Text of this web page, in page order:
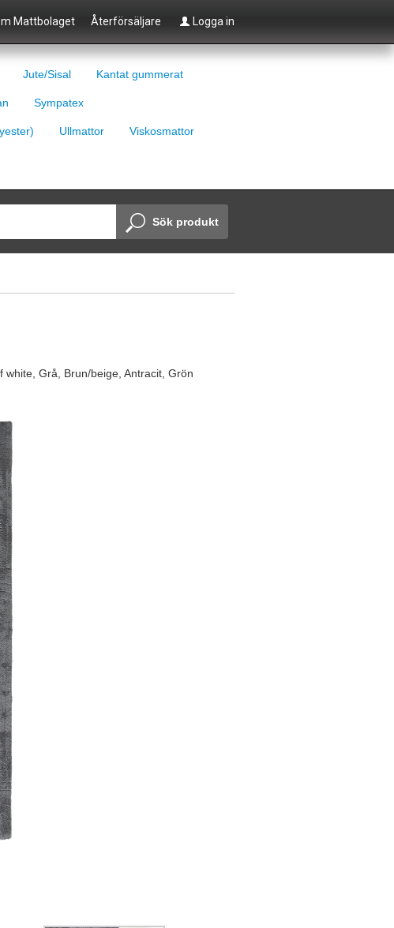
Mattbolaget Återförsäljare Logga in
Jute/Sisal Kantat gummerat
Sympatex
Ullmattor Viskosmattor
Sök produkt
white, Grå, Brun/beige, Antracit, Grön